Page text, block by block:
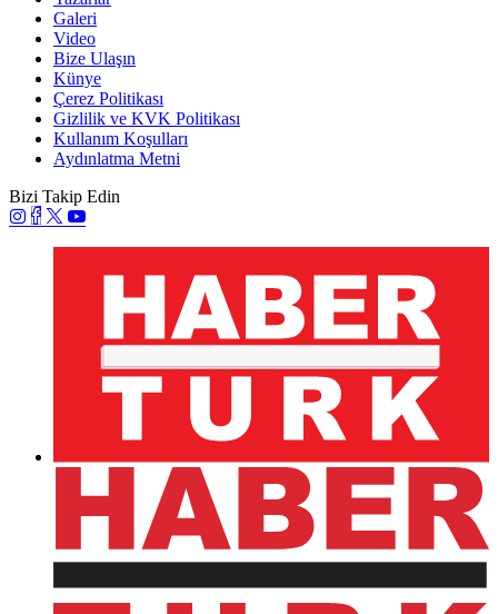
Galeri
Video
Bize Ulaşın
Künye
Çerez Politikası
Gizlilik ve KVK Politikası
Kullanım Koşulları
Aydınlatma Metni
Bizi Takip Edin